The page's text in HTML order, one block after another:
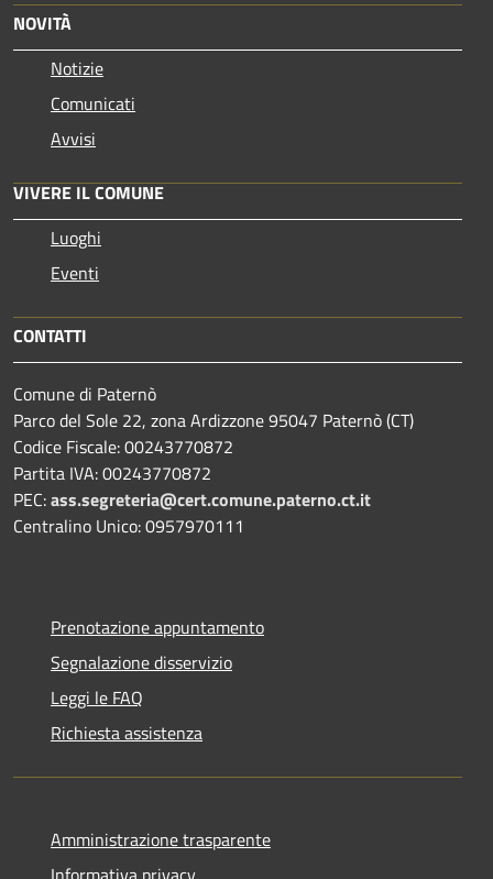
NOVITÀ
Notizie
Comunicati
Avvisi
VIVERE IL COMUNE
Luoghi
Eventi
CONTATTI
Comune di Paternò
Parco del Sole 22, zona Ardizzone 95047 Paternò (CT)
Codice Fiscale: 00243770872
Partita IVA: 00243770872
PEC:ass.segreteria@cert.comune.paterno.ct.it
Centralino Unico: 0957970111
Prenotazione appuntamento
Segnalazione disservizio
Leggi le FAQ
Richiesta assistenza
Amministrazione trasparente